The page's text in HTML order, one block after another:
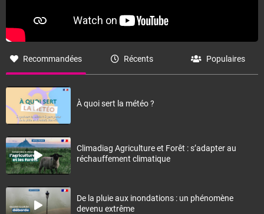
Recommandées Récents Populaires
À quoi sert la météo ?
Climadiag Agriculture et Forêt : s’adapter au
réchauffement climatique
De la pluie aux inondations : un phénomène
devenu extrême